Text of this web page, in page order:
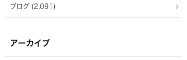
ブログ (2,091)
アーカイブ